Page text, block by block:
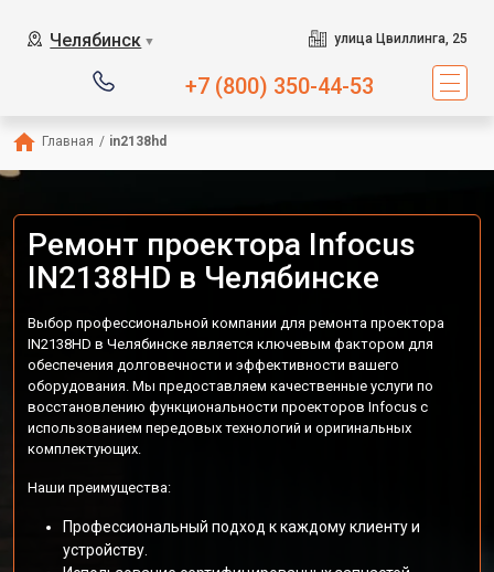
Челябинск ▼ улица Цвиллинга, 25
+7 (800) 350-44-53
Главная / in2138hd
Ремонт проектора Infocus
IN2138HD в Челябинске
Выбор профессиональной компании для ремонта проектора
IN2138HD в Челябинске является ключевым фактором для
обеспечения долговечности и эффективности вашего
оборудования. Мы предоставляем качественные услуги по
восстановлению функциональности проекторов Infocus с
использованием передовых технологий и оригинальных
комплектующих.
Наши преимущества:
Профессиональный подход к каждому клиенту и
устройству.